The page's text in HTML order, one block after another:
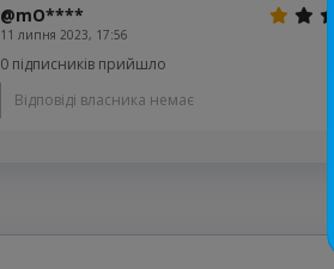
@mO****
11 липня 2023, 17:56
0 підписників прийшло
Відповіді власника немає